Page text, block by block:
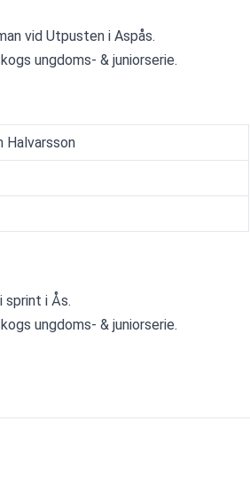
vid Utpusten i Aspås.
ungdoms- & juniorserie.
Halvarsson
sprint i Ås.
ungdoms- & juniorserie.